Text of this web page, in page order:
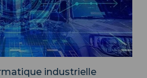
industrielle